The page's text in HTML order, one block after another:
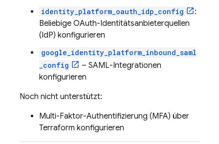
identity_platform_oauth_idp_config
:
Beliebige OAuth-Identitätsanbieterquellen
(IdP) konfigurieren
google_identity_platform_inbound_saml
_config
– SAML-Integrationen
konfigurieren
Noch nicht unterstützt:
Multi-Faktor-Authentifizierung (MFA) über
Terraform konfigurieren